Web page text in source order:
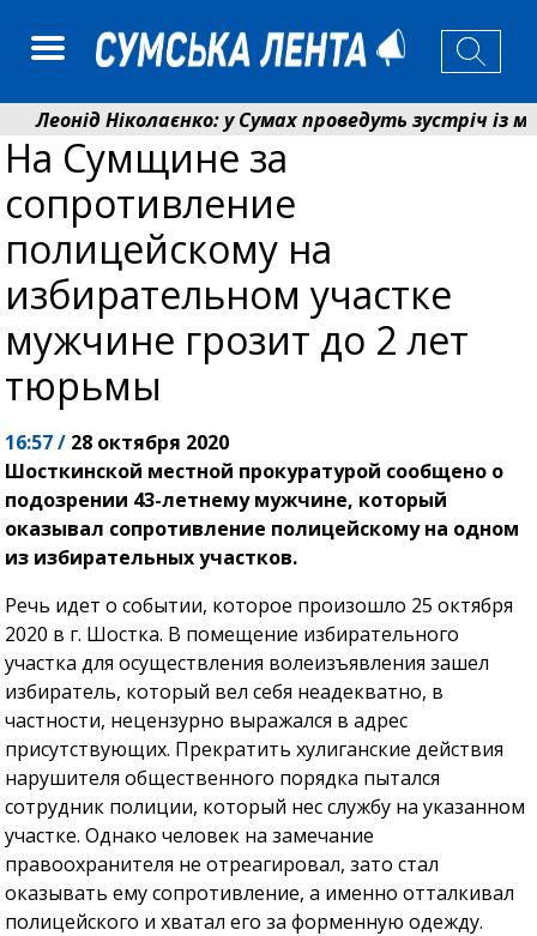
Леонід Ніколаєнко: у Сумах проведуть зустріч із
Лікарня Святого Пантелеймона отримала апарат
На Сумщине за
сопротивление
полицейскому на
избирательном участке
мужчине грозит до 2 лет
тюрьмы
16:57 / 28 октября 2020
Шосткинской местной прокуратурой сообщено о
подозрении 43-летнему мужчине, который
оказывал сопротивление полицейскому на одном
из избирательных участков.
Речь идет о событии, которое произошло 25 октября
2020 в г. Шостка. В помещение избирательного
участка для осуществления волеизъявления зашел
избиратель, который вел себя неадекватно, в
частности, нецензурно выражался в адрес
присутствующих. Прекратить хулиганские действия
нарушителя общественного порядка пытался
сотрудник полиции, который нес службу на указанном
участке. Однако человек на замечание
правоохранителя не отреагировал, зато стал
оказывать ему сопротивление, а именно отталкивал
полицейского и хватал его за форменную одежду.